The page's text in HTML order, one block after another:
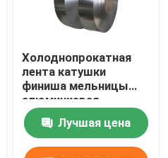
Холоднопрокатная
лента катушки
финиша мельницы
алюминиевая
настилая крышу цинк
275g/M2 Cnc листа
подвергая
Лучшая цена